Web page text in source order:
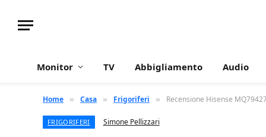
Monitor TV Abbigliamento Audio
Home » Casa » Frigoriferi » Recensione Hisense
FRIGORIFERI Simone Pellizzari